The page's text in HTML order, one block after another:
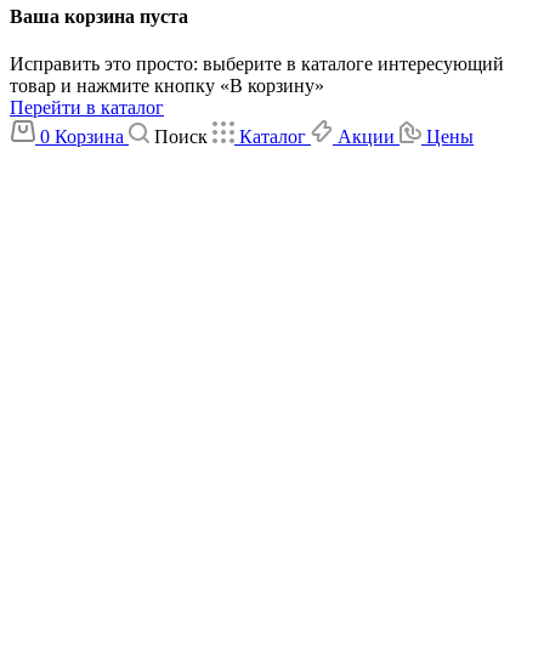
Ваша корзина пуста
Исправить это просто: выберите в каталоге интересующий
товар и нажмите кнопку «В корзину»
Перейти в каталог
0 Корзина Поиск Каталог Акции Цены